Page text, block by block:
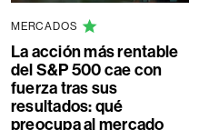
MERCADOS
La acción más rentable
del S&P 500 cae con
fuerza tras sus
resultados: qué
preocupa al mercado